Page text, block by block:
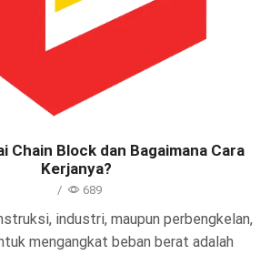
Chain Block dan Bagaimana Cara
Kerjanya?
/ 689
industri, maupun perbengkelan,
mengangkat beban berat adalah